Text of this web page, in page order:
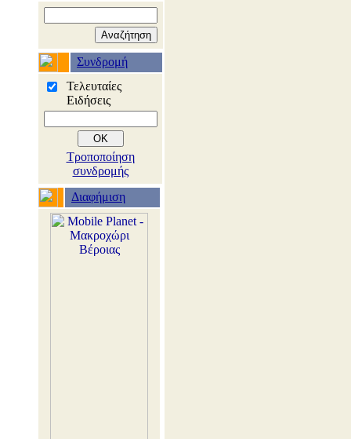
Συνδρομή
Τελευταίες
Ειδήσεις
Τροποποίηση
συνδρομής
Διαφήμιση